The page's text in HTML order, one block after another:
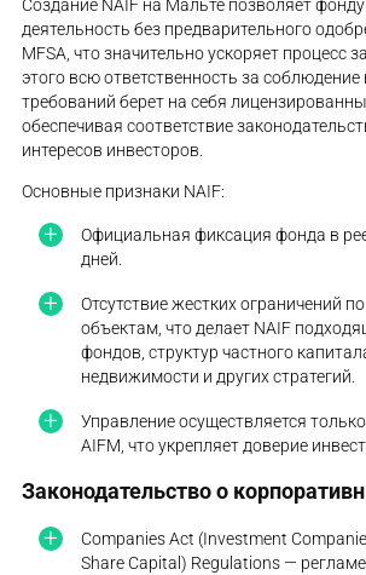
Создание NAIF на Мальте позволяет
деятельность без предварительного
MFSA, что значительно ускоряет процесс
этого всю ответственность за
требований берет на себя
обеспечивая соответствие
интересов инвесторов.
Основные признаки NAIF:
Официальная фиксация фонда в
дней.
Отсутствие жестких ограничений
объектам, что делает NAIF
фондов, структур частного
недвижимости и других стратегий.
Управление осуществляется
AIFM, что укрепляет доверие
Законодательство о
Companies Act (Investment
Share Capital) Regulations —